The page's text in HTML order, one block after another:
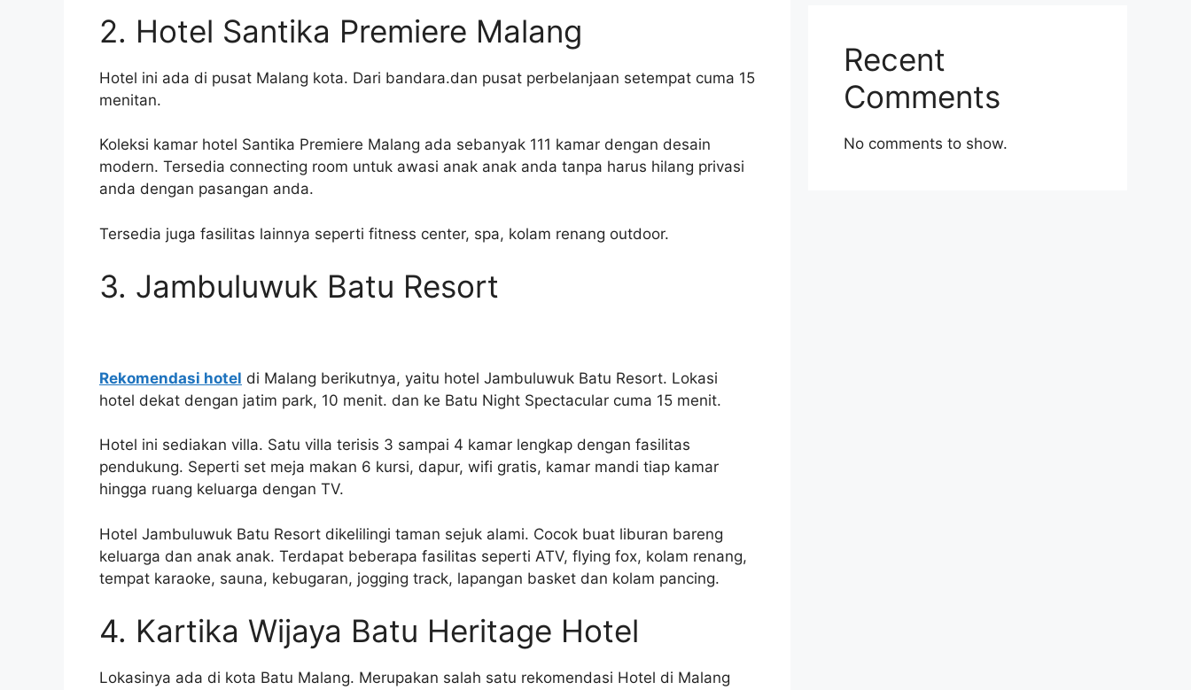
2. Hotel Santika Premiere Malang
Hotel ini ada di pusat Malang kota. Dari bandara.dan pusat perbelanjaan setempat cuma 15
menitan.
Koleksi kamar hotel Santika Premiere Malang ada sebanyak 111 kamar dengan desain
modern. Tersedia connecting room untuk awasi anak anak anda tanpa harus hilang privasi
anda dengan pasangan anda.
Tersedia juga fasilitas lainnya seperti fitness center, spa, kolam renang outdoor.
3. Jambuluwuk Batu Resort
Rekomendasi hotel di Malang berikutnya, yaitu hotel Jambuluwuk Batu Resort. Lokasi
hotel dekat dengan jatim park, 10 menit. dan ke Batu Night Spectacular cuma 15 menit.
Hotel ini sediakan villa. Satu villa terisis 3 sampai 4 kamar lengkap dengan fasilitas
pendukung. Seperti set meja makan 6 kursi, dapur, wifi gratis, kamar mandi tiap kamar
hingga ruang keluarga dengan TV.
Hotel Jambuluwuk Batu Resort dikelilingi taman sejuk alami. Cocok buat liburan bareng
keluarga dan anak anak. Terdapat beberapa fasilitas seperti ATV, flying fox, kolam renang,
tempat karaoke, sauna, kebugaran, jogging track, lapangan basket dan kolam pancing.
4. Kartika Wijaya Batu Heritage Hotel
Lokasinya ada di kota Batu Malang. Merupakan salah satu rekomendasi Hotel di Malang
Recent
Comments
No comments to show.